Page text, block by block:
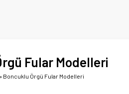
Fular Modelleri
» Boncuklu Örgü Fular Modelleri